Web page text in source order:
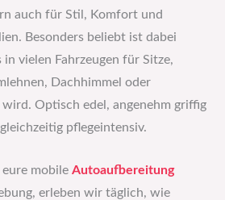
auch für Stil, Komfort und
Besonders beliebt ist dabei
in vielen Fahrzeugen für Sitze,
Dachhimmel oder
Optisch edel, angenehm griffig
pflegeintensiv.
eure mobile Autoaufbereitung
erleben wir täglich, wie